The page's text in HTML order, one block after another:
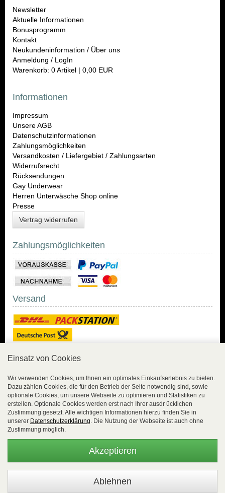
Newsletter
Aktuelle Informationen
Bonusprogramm
Kontakt
Neukundeninformation / Über uns
Anmeldung / LogIn
Warenkorb: 0 Artikel | 0,00 EUR
Informationen
Impressum
Unsere AGB
Datenschutzinformationen
Zahlungsmöglichkeiten
Versandkosten / Liefergebiet / Zahlungsarten
Widerrufsrecht
Rücksendungen
Gay Underwear
Herren Unterwäsche Shop online
Presse
Vertrag widerrufen
Zahlungsmöglichkeiten
Versand
Sicher Einkaufen mit
Trusted Shops und
Geld-zurück-Garantie.
übertragen.
Die Shop-Server sind PCI-zertifiziert.
Einsatz von Cookies
Wir verwenden Cookies, um Ihnen ein optimales Einkaufserlebnis zu bieten.
Dazu zählen Cookies, die für den Betrieb der Seite notwendig sind, sowie
optionale Cookies, um unsere Webseite zu optimieren und Statistiken zu
erstellen. Optionale Cookies werden erst nach Ihrer ausdr ücklichen
Zustimmung gesetzt. Alle wichtigen Informationen hierzu finden Sie in
unserer Datenschutzerklärung. Die Nutzung der Webseite ist auch ohne
Zustimmung möglich.
Akzeptieren